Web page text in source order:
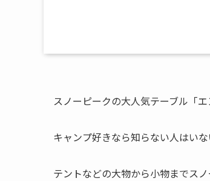
スノーピークの大人気テーブル「
キャンプ好きなら知らない人はいな
テントなどの大物から小物までス